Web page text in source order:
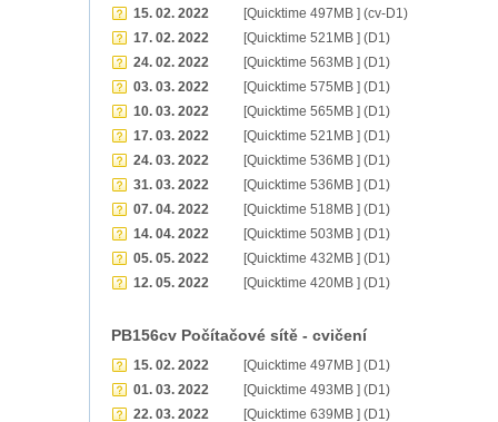
15. 02. 2022
[Quicktime 497MB ] (cv-D1)
17. 02. 2022
[Quicktime 521MB ] (D1)
24. 02. 2022
[Quicktime 563MB ] (D1)
03. 03. 2022
[Quicktime 575MB ] (D1)
10. 03. 2022
[Quicktime 565MB ] (D1)
17. 03. 2022
[Quicktime 521MB ] (D1)
24. 03. 2022
[Quicktime 536MB ] (D1)
31. 03. 2022
[Quicktime 536MB ] (D1)
07. 04. 2022
[Quicktime 518MB ] (D1)
14. 04. 2022
[Quicktime 503MB ] (D1)
05. 05. 2022
[Quicktime 432MB ] (D1)
12. 05. 2022
[Quicktime 420MB ] (D1)
PB156cv Počítačové sítě - cvičení
15. 02. 2022
[Quicktime 497MB ] (D1)
01. 03. 2022
[Quicktime 493MB ] (D1)
22. 03. 2022
[Quicktime 639MB ] (D1)